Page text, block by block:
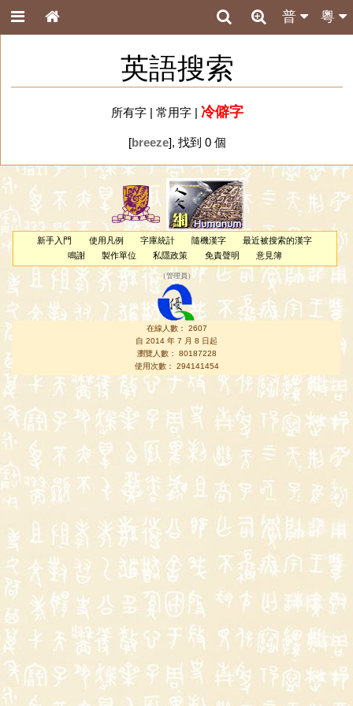
粵
普
英語搜索
所有字| 常用字| 冷僻字
[breeze], 找到 0 個
新手入門 使用凡例 字庫統計 隨機漢字
最近被搜索的漢字
鳴謝
製作單位 私隱政策 免責聲明 意見簿
（管理員 ）
在線人數： 2607
自 2014 年 7 月 8 日起
瀏覽人數： 80187228
使用次數： 294141454